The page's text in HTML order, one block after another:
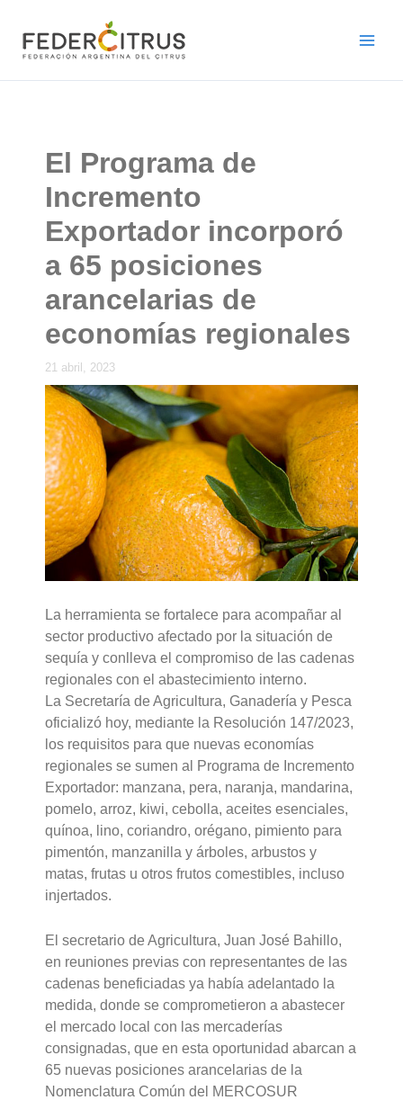
contenido
El Programa de
Incremento
Exportador incorporó
a 65 posiciones
arancelarias de
economías regionales
21 abril, 2023
La herramienta se fortalece para acompañar al
sector productivo afectado por la situación de
sequía y conlleva el compromiso de las cadenas
regionales con el abastecimiento interno.
La Secretaría de Agricultura, Ganadería y Pesca
oficializó hoy, mediante la Resolución 147/2023,
los requisitos para que nuevas economías
regionales se sumen al Programa de Incremento
Exportador: manzana, pera, naranja, mandarina,
pomelo, arroz, kiwi, cebolla, aceites esenciales,
quínoa, lino, coriandro, orégano, pimiento para
pimentón, manzanilla y árboles, arbustos y
matas, frutas u otros frutos comestibles, incluso
injertados.
El secretario de Agricultura, Juan José Bahillo,
en reuniones previas con representantes de las
cadenas beneficiadas ya había adelantado la
medida, donde se comprometieron a abastecer
el mercado local con las mercaderías
consignadas, que en esta oportunidad abarcan a
65 nuevas posiciones arancelarias de la
Nomenclatura Común del MERCOSUR